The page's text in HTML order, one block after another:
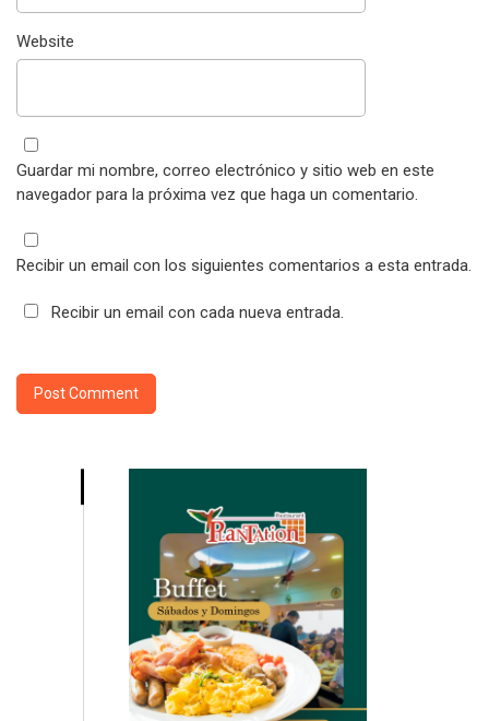
Website
Guardar mi nombre, correo electrónico y sitio web en este
navegador para la próxima vez que haga un comentario.
Recibir un email con los siguientes comentarios a esta entrada.
Recibir un email con cada nueva entrada.